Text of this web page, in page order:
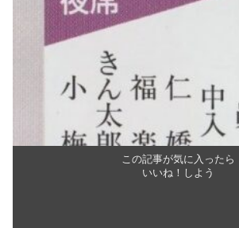
この記事が気に入ったら
いいね！しよう